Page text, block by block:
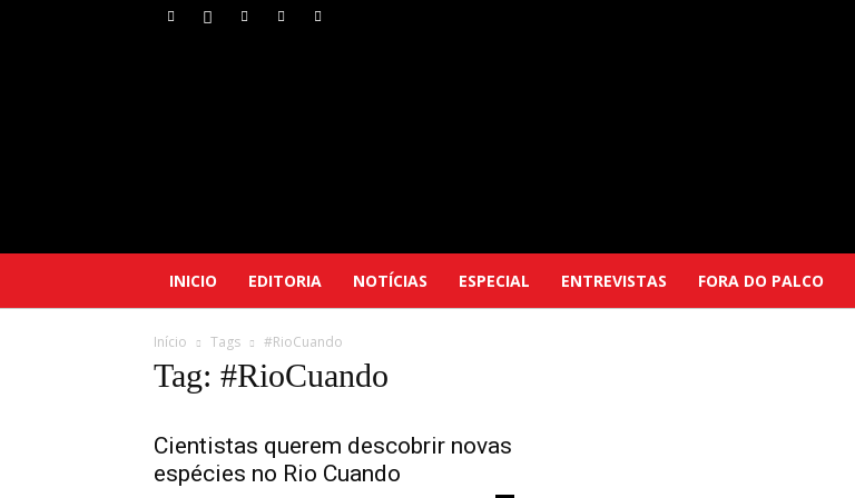
INICIO EDITORIA NOTÍCIAS ESPECIAL ENTREVISTAS FORA DO PALCO
Início Tags #RioCuando
Tag: #RioCuando
Cientistas querem descobrir novas
espécies no Rio Cuando